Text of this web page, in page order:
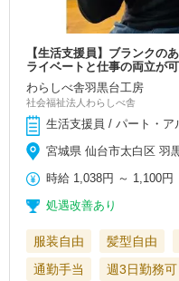
【生活支援員】ブランクの
ライベートと仕事の両立が可
わらしべ舎羽黒台工房
社会福祉法人わらしべ舎
生活支援員 / パート・ア
宮城県 仙台市太白区 羽
時給 1,038円 ～ 1,100円
処遇改善あり
服装自由 髪型自由
通勤手当
週3日勤務可